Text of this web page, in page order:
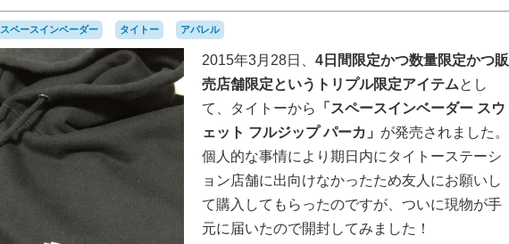
スペースインベーダー タイトー アパレル
2015年3月28日、 4日間限定かつ数量限定かつ販
売店舗限定というトリプル限定アイテムとし
て、タイトーから
「スペースインベーダー スウ
ェット フルジップ パーカ」 が発売されました。
個人的な事情により期日内にタイトーステーシ
ョン店舗に出向けなかったため友人にお願いし
て購入してもらったのですが、ついに現物が手
元に届いたので開封してみました！